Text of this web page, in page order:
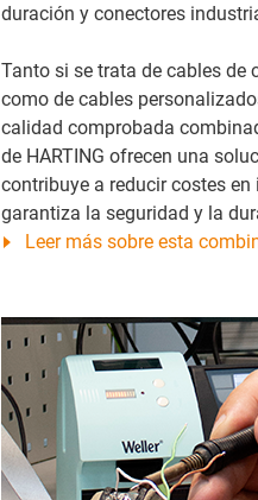
duración y conectores
Tanto si se trata de cables
como de cables
calidad comprobada
de HARTING ofrecen una
contribuye a reducir costes
garantiza la seguridad y la
Leer más sobre esta